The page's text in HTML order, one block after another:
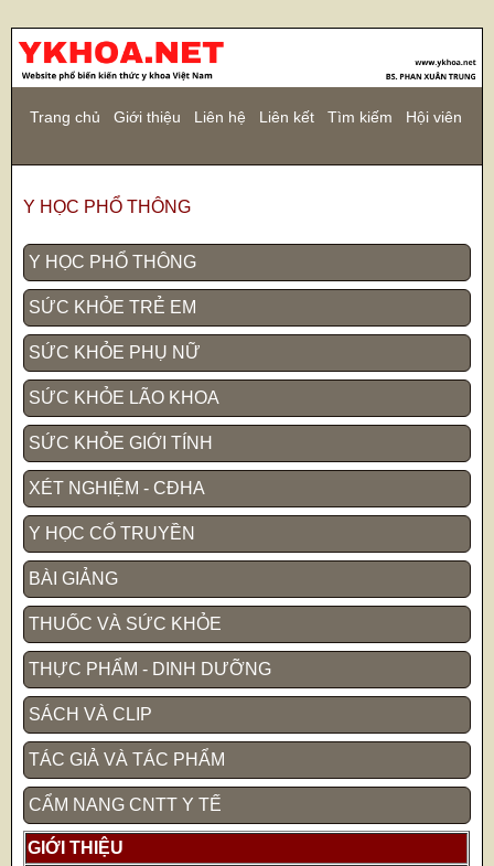
Trang chủ Giới thiệu Liên hệ Liên kết Tìm kiếm Hội viên
Y HỌC PHỔ THÔNG
Y HỌC PHỔ THÔNG
SỨC KHỎE TRẺ EM
SỨC KHỎE PHỤ NỮ
SỨC KHỎE LÃO KHOA
SỨC KHỎE GIỚI TÍNH
XÉT NGHIỆM - CĐHA
Y HỌC CỔ TRUYỀN
BÀI GIẢNG
THUỐC VÀ SỨC KHỎE
THỰC PHẨM - DINH DƯỠNG
SÁCH VÀ CLIP
TÁC GIẢ VÀ TÁC PHẨM
CẨM NANG CNTT Y TẾ
GIỚI THIỆU